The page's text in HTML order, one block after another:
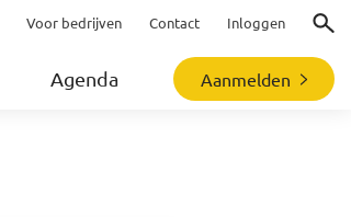
Voor bedrijven Contact Inloggen
Agenda Aanmelden